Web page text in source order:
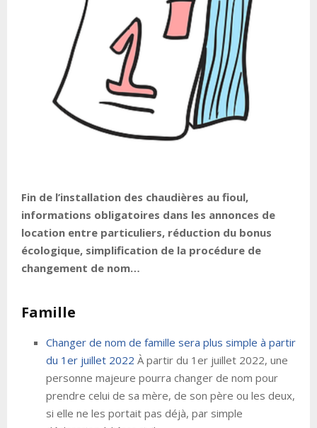
Fin de l’installation des chaudières au fioul,
informations obligatoires dans les annonces de
location entre particuliers, réduction du bonus
écologique, simplification de la procédure de
changement de nom…
Famille
Changer de nom de famille sera plus simple à partir
du 1er juillet 2022 À partir du 1er juillet 2022, une
personne majeure pourra changer de nom pour
prendre celui de sa mère, de son père ou les deux,
si elle ne les portait pas déjà, par simple